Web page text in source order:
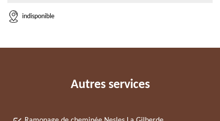
indisponible
Autres services